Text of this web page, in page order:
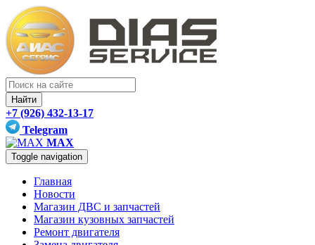
Найти
+7 (926) 432-13-17
Telegram
MAX
Toggle navigation
Главная
Новости
Магазин ДВС и запчастей
Магазин кузовных запчастей
Ремонт двигателя